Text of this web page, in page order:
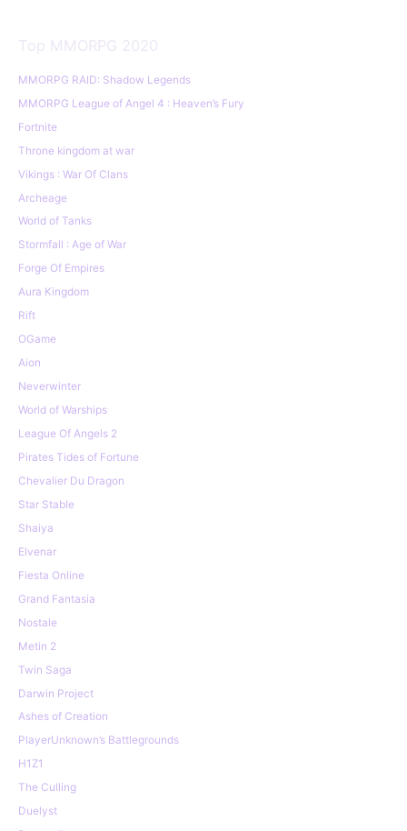
Top MMORPG 2020
MMORPG RAID: Shadow Legends
MMORPG League of Angel 4 : Heaven’s Fury
Fortnite
Throne kingdom at war
Vikings : War Of Clans
Archeage
World of Tanks
Stormfall : Age of War
Forge Of Empires
Aura Kingdom
Rift
OGame
Aion
Neverwinter
World of Warships
League Of Angels 2
Pirates Tides of Fortune
Chevalier Du Dragon
Star Stable
Shaiya
Elvenar
Fiesta Online
Grand Fantasia
Nostale
Metin 2
Twin Saga
Darwin Project
Ashes of Creation
PlayerUnknown’s Battlegrounds
H1Z1
The Culling
Duelyst